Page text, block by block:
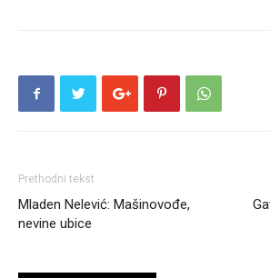
Prethodni tekst
Mladen Nelević: Mašinovođe,
nevine ubice